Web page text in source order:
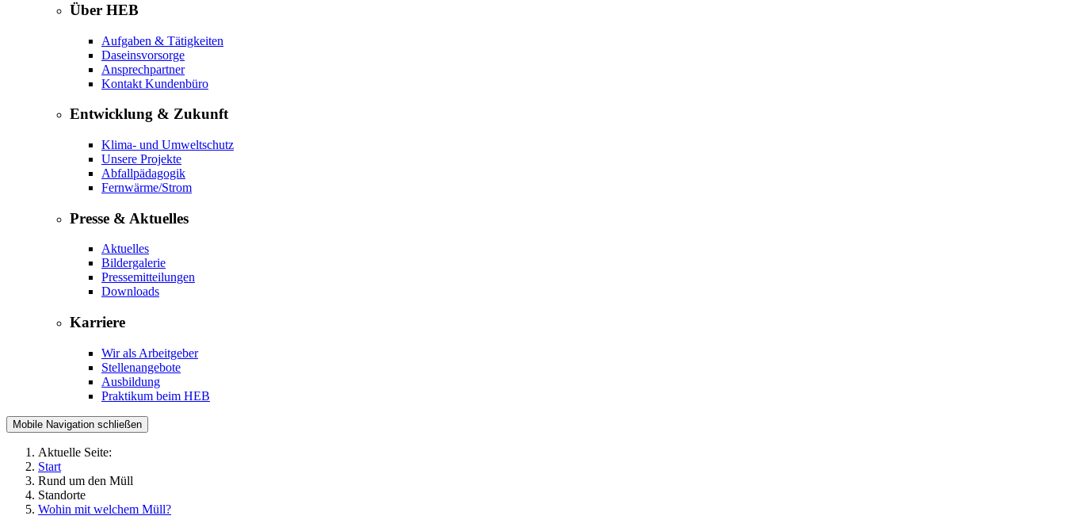
Über HEB
Aufgaben & Tätigkeiten
Daseinsvorsorge
Ansprechpartner
Kontakt Kundenbüro
Entwicklung & Zukunft
Klima- und Umweltschutz
Unsere Projekte
Abfallpädagogik
Fernwärme/Strom
Presse & Aktuelles
Aktuelles
Bildergalerie
Pressemitteilungen
Downloads
Karriere
Wir als Arbeitgeber
Stellenangebote
Ausbildung
Praktikum beim HEB
Mobile Navigation schließen
Aktuelle Seite:
Start
Rund um den Müll
Standorte
Wohin mit welchem Müll?